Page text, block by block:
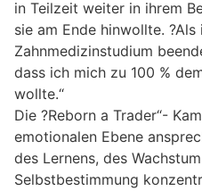
in Teilzeit weiter in ihrem
sie am Ende hinwollte. ?Als
Zahnmedizinstudium
dass ich mich zu 100 %
wollte.“
Die ?Reborn a Trader“-
emotionalen Ebene
des Lernens, des
Selbstbestimmung